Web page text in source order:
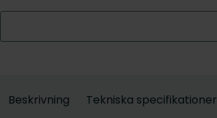
Beskrivning Tekniska specifikationer